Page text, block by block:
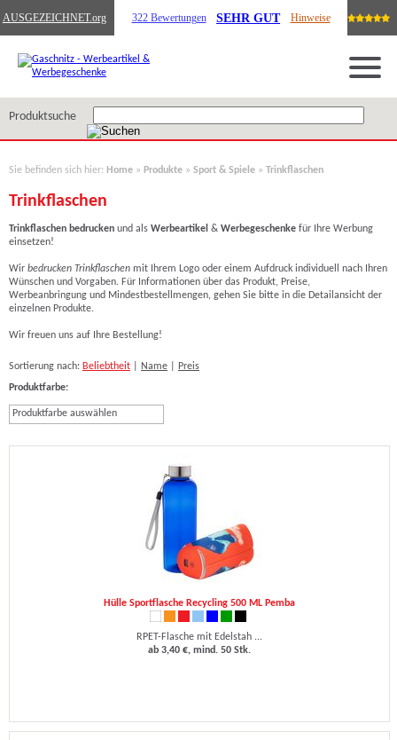
AUSGEZEICHNET.org 322 Bewertungen SEHR GUT Hinweise
Produktsuche
Sie befinden sich hier: Home » Produkte » Sport & Spiele » Trinkflaschen
Trinkflaschen
Trinkflaschen bedrucken und als Werbeartikel & Werbegeschenke für Ihre Werbung
einsetzen!
Wir bedrucken Trinkflaschen mit Ihrem Logo oder einem Aufdruck individuell nach Ihren
Wünschen und Vorgaben. Für Informationen über das Produkt, Preise,
Werbeanbringung und Mindestbestellmengen, gehen Sie bitte in die Detailansicht der
einzelnen Produkte.
Wir freuen uns auf Ihre Bestellung!
Sortierung nach: Beliebtheit Name
Preis
Produktfarbe:
Produktfarbe auswählen
Hülle Sportflasche Recycling 500 ML Pemba
RPET-Flasche mit Edelstah ...
ab 3,40 €, mind. 50 Stk.